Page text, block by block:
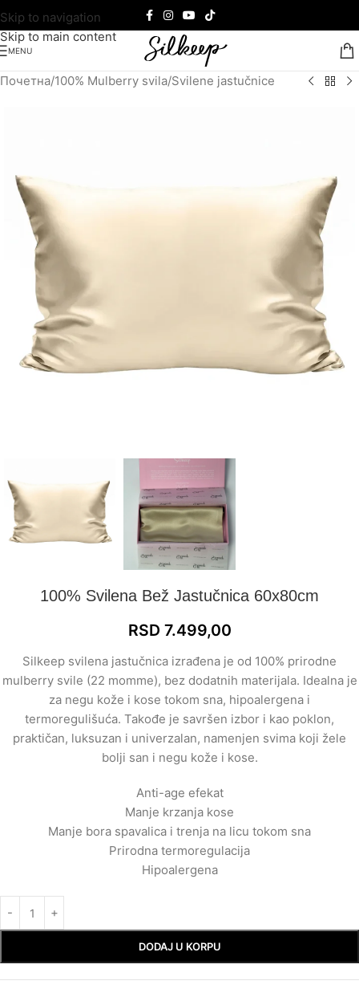
Skip to navigation
Skip to main content
MENU
Почетна/100% Mulberry svila/Svilene jastučnice
100% Svilena Bež Jastučnica 60x80cm
RSD 7.499,00
Silkeep svilena jastučnica izrađena je od 100% prirodne
mulberry svile (22 momme), bez dodatnih materijala. Idealna je
za negu kože i kose tokom sna, hipoalergena i
termoregulišuća. Takođe je savršen izbor i kao poklon,
praktičan, luksuzan i univerzalan, namenjen svima koji žele
bolji san i negu kože i kose.
Anti-age efekat
Manje krzanja kose
Manje bora spavalica i trenja na licu tokom sna
Prirodna termoregulacija
Hipoalergena
DODAJ U KORPU